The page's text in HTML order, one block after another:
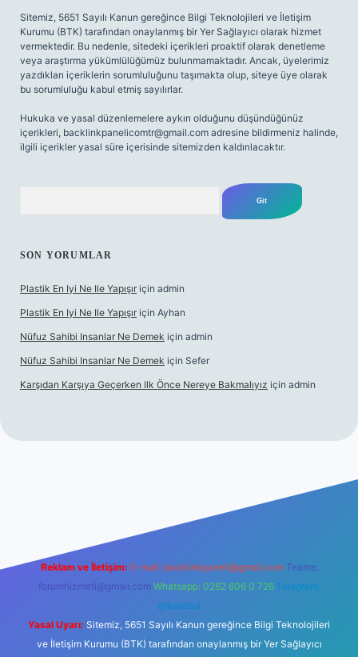
Sitemiz, 5651 Sayılı Kanun gereğince Bilgi Teknolojileri ve İletişim
Kurumu (BTK) tarafından onaylanmış bir Yer Sağlayıcı olarak hizmet
vermektedir. Bu nedenle, sitedeki içerikleri proaktif olarak denetleme
veya araştırma yükümlülüğümüz bulunmamaktadır. Ancak, üyelerimiz
yazdıkları içeriklerin sorumluluğunu taşımakta olup, siteye üye olarak
bu sorumluluğu kabul etmiş sayılırlar.
Hukuka ve yasal düzenlemelere aykırı olduğunu düşündüğünüz
içerikleri, backlinkpanelicomtr@gmail.com adresine bildirmeniz halinde,
ilgili içerikler yasal süre içerisinde sitemizden kaldırılacaktır.
SON YORUMLAR
Plastik En Iyi Ne Ile Yapışır için admin
Plastik En Iyi Ne Ile Yapışır için Ayhan
Nüfuz Sahibi Insanlar Ne Demek için admin
Nüfuz Sahibi Insanlar Ne Demek için Sefer
Karşıdan Karşıya Geçerken Ilk Önce Nereye Bakmalıyız için admin
Reklam ve İletişim: E-mail: backlinkpaneli@gmail.com Teams:
forumhizmeti@gmail.com Whatsapp: 0262 606 0 726 Telegram:
@karabul
Yasal Uyarı: Sitemiz, 5651 Sayılı Kanun gereğince Bilgi Teknolojileri
ve İletişim Kurumu (BTK) tarafından onaylanmış bir Yer Sağlayıcı